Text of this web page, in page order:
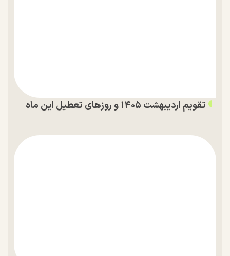
تقویم اردیبهشت ۱۴۰۵ و روز‌های تعطیل این ماه